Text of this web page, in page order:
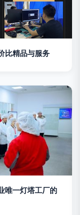
比精品与服务
唯一灯塔工厂的